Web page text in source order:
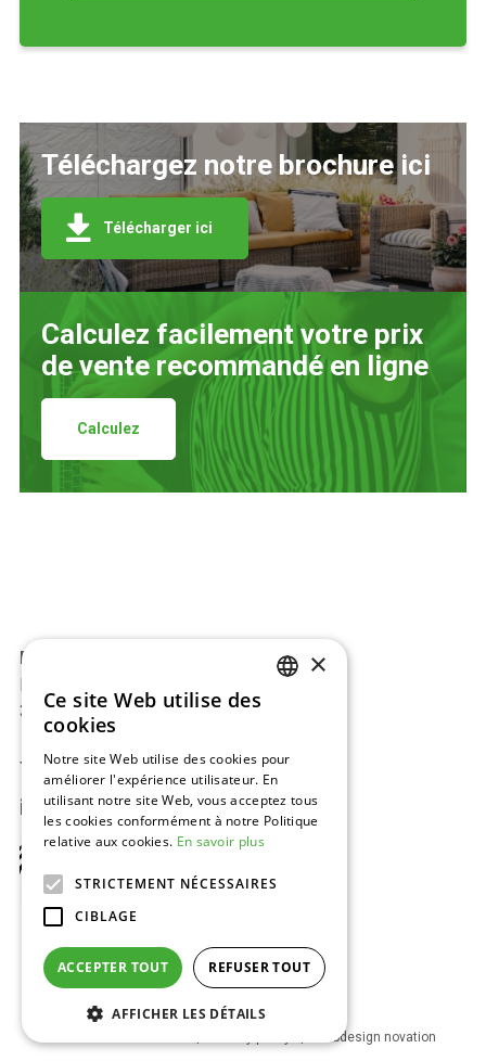
Téléchargez notre brochure ici
Télécharger ici
Calculez facilement votre prix
de vente recommandé en ligne
Calculez
BAJ-Beton™
Europark 2002
3530 Houthalen, Belgique
Tel:+32 11 34 08 50
info@baj.be
bottom
Webdesign novation
Visit
us
on
Visit
us
on
Visit
us
on
on
GERMAN
×
Ce site Web utilise des
cookies
Notre site Web utilise des cookies pour
améliorer l'expérience utilisateur. En
utilisant notre site Web, vous acceptez tous
les cookies conformément à notre Politique
relative aux cookies. En savoir plus
STRICTEMENT NÉCESSAIRES
CIBLAGE
ACCEPTER TOUT REFUSER TOUT
AFFICHER LES DÉTAILS